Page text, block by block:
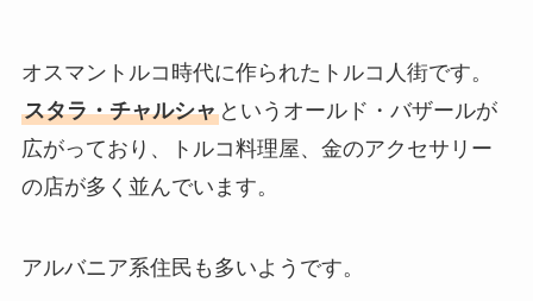
オスマントルコ時代に作られたトルコ人街です。
スタラ・チャルシャというオールド・バザールが
広がっており、トルコ料理屋、金のアクセサリー
の店が多く並んでいます。
アルバニア系住民も多いようです。